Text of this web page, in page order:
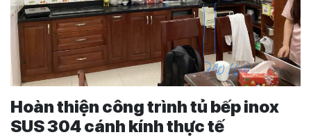
Hoàn thiện công trình tủ bếp inox
SUS 304 cánh kính thực tế